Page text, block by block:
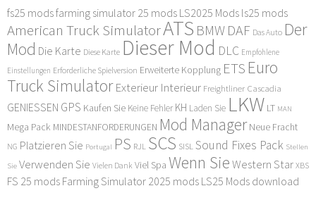
fs25 modsfarming simulator 25 mods LS2025 Mods ls25 mods
American Truck SimulatorATS BMW DAF Das Auto Der
Mod Die Karte Diese Karte Dieser Mod DLC Empfohlene
Einstellungen Erforderliche Spielversion Erweiterte Kopplung ETS Euro
Truck Simulator Exterieur Interieur Freightliner Cascadia
GENIESSEN GPS Kaufen Sie Keine Fehler KH Laden Sie LKW LT MAN
Mega Pack MINDESTANFORDERUNGEN Mod Manager Neue Fracht
NG Platzieren Sie Portugal PS RJL SCS SISL Sound Fixes Pack Stellen
Sie Verwenden Sie Vielen Dank Viel Spa Wenn Sie Western Star XBS
FS 25 mods Farming Simulator 2025 mods LS25 Mods download